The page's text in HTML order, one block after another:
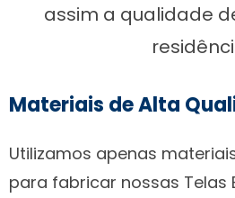
assim a qualidade
Materiais de Alta
Utilizamos apenas
para fabricar nossas Telas